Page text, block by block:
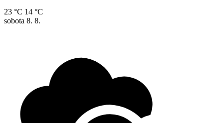
23 °C 14 °C
sobota 8. 8.